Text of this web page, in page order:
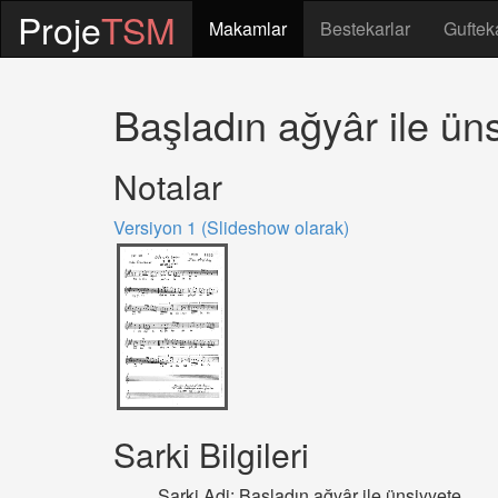
ProjeTSM Makamlar Bestekarlar
Başladın ağyâr ile
Notalar
Versiyon 1 (Slideshow olarak)
Sarki Bilgileri